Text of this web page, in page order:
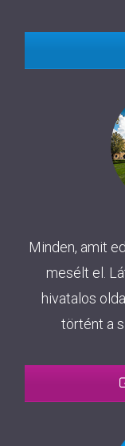
Minden, amit
mesélt el.
hivatalos
történt a